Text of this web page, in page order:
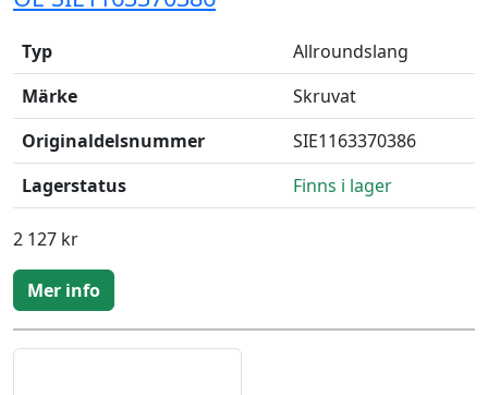
Typ
Allroundslang
Märke
Skruvat
Originaldelsnummer
SIE1163370386
Lagerstatus
Finns i lager
2 127 kr
Mer info